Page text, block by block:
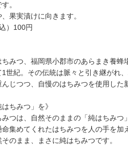
。
果実漬けに向きます。
）100円
ちみつ、福岡県小郡市のあらまき養蜂
世紀。その伝統は脈々と引き継がれ、
じつつ、自慢のはちみつを使用した
ちみつ」を》
つは、自然そのままの「純はちみつ
集めてくれたはちみつを人の手を加
のまま、まさに純はちみつです。